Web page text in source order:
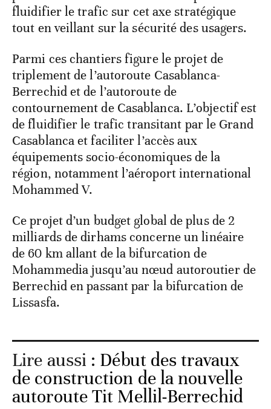
fluidifier le trafic sur cet axe stratégique
tout en veillant sur la sécurité des usagers.
Parmi ces chantiers figure le projet de
triplement de l’autoroute Casablanca-
Berrechid et de l’autoroute de
contournement de Casablanca. L’objectif est
de fluidifier le trafic transitant par le Grand
Casablanca et faciliter l’accès aux
équipements socio-économiques de la
région, notamment l’aéroport international
Mohammed V.
Ce projet d’un budget global de plus de 2
milliards de dirhams concerne un linéaire
de 60 km allant de la bifurcation de
Mohammedia jusqu’au nœud autoroutier de
Berrechid en passant par la bifurcation de
Lissasfa.
Lire aussi : Début des travaux
de construction de la nouvelle
autoroute Tit Mellil-Berrechid